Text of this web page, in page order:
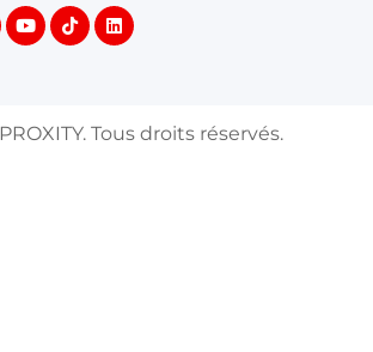
PROXITY. Tous droits réservés.